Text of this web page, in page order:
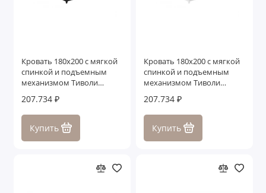
Кровать 180x200 с мягкой
спинкой и подъемным
механизмом Тиволи
207.734 ₽
Купить
Кровать 180x200 с мягкой
спинкой и подъемным
механизмом Тиволи
207.734 ₽
Купить